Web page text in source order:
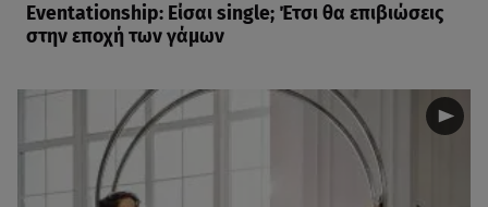
Eventationship: Είσαι single; Έτσι θα επιβιώσεις
στην εποχή των γάμων